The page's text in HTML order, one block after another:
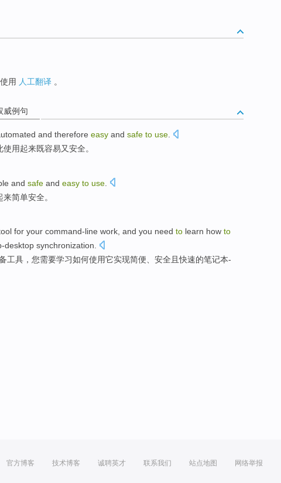
用 人工翻译 。
威例句
and therefore easy and safe to use
使用起来既容易又安全。
and safe and easy to use
来简单安全。
for your command-line work, and you need to learn how to
desktop synchronization.
工具 ， 您需要学习如何使用它实现简便、 安全 且快速的笔记本-
官方博客 技术博客 诚聘英才 联系我们 站点地图 网络举报